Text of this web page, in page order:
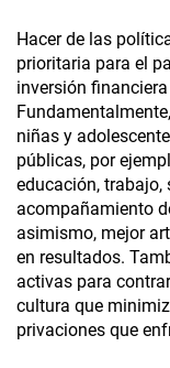
Hacer de las
prioritaria para el
inversión
niñas y
públicas, por
educación, trabajo,
acompañamiento
asimismo, mejor
en resultados.
activas para
cultura que
privaciones que